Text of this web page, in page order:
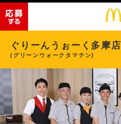
ぐりーんうぉーく多摩店
(グリーンウォークタマテン)